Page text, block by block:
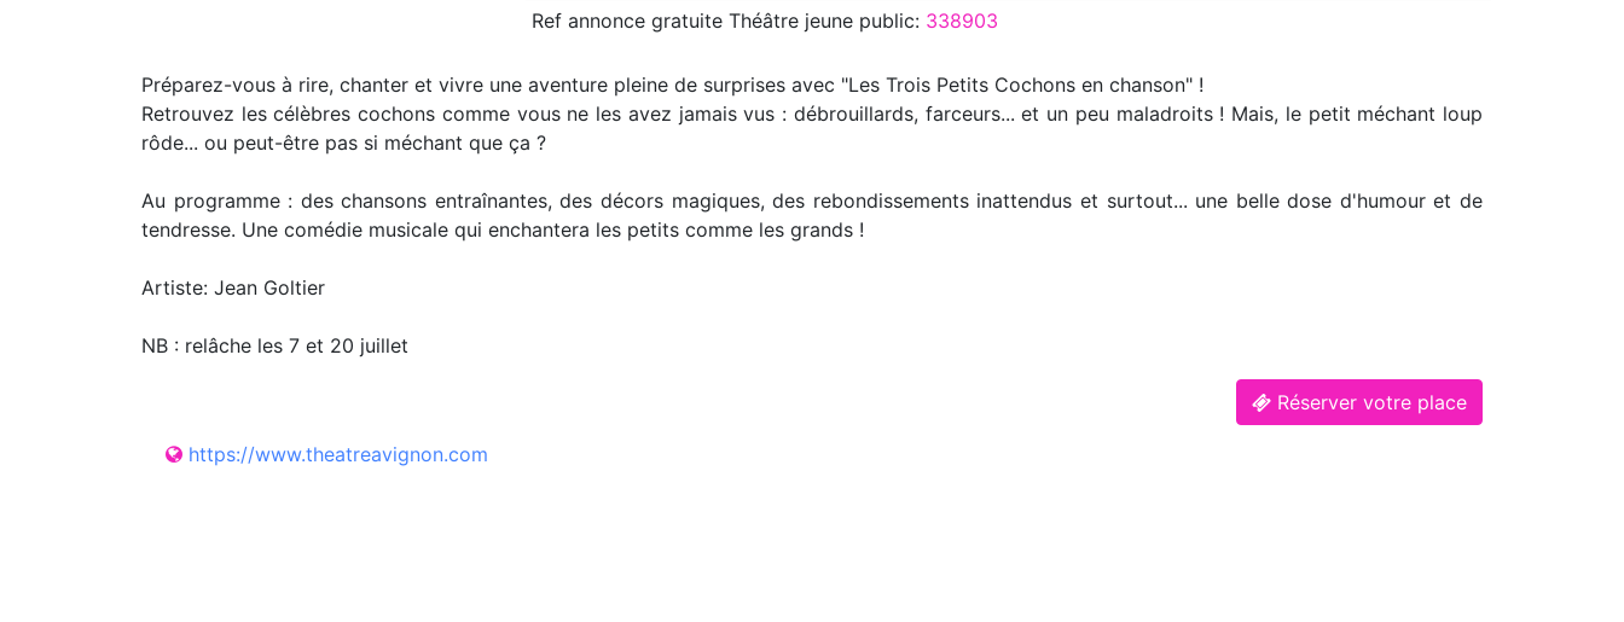
Ref annoncegratuite Théâtre jeune public: 338903
Préparez-vous à rire, chanter et vivre une aventure pleine de surprises avec "Les Trois Petits Cochons en chanson" !
Retrouvez les célèbres cochons comme vous ne les avez jamais vus : débrouillards, farceurs... et un peu maladroits ! Mais, le petit méchant loup
rôde... ou peut-être pas si méchant que ça ?
Au programme : des chansons entraînantes, des décors magiques, des rebondissements inattendus et surtout... une belle dose d'humour et de
tendresse. Une comédie musicale qui enchantera les petits comme les grands !
Artiste: Jean Goltier
NB : relâche les 7 et 20 juillet
Réserver votre place
https://www.theatreavignon.com